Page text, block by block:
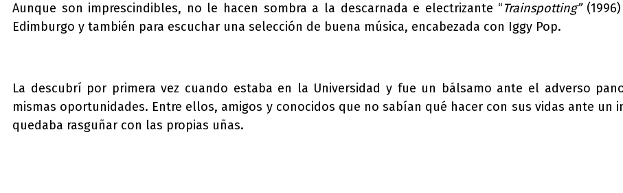
Aunque son imprescindibles, no le hacen sombra a la descarnada e electrizante “Trainspotting”
Edimburgo y también para escuchar una selección de buena música, encabezada con Iggy Pop.
La descubrí por primera vez cuando estaba en la Universidad y fue un bálsamo ante el adverso
mismas oportunidades. Entre ellos, amigos y conocidos que no sabían qué hacer con sus vidas ante
quedaba rasguñar con las propias uñas.